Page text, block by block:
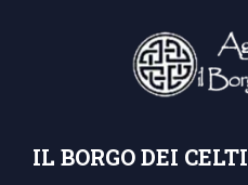
IL BORGO DEI CELTI